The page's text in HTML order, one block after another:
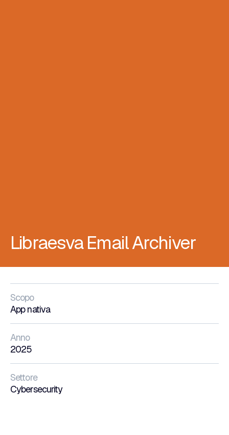
Libraesva Email Archiver
Scopo
App nativa
Anno
2025
Settore
Cybersecurity